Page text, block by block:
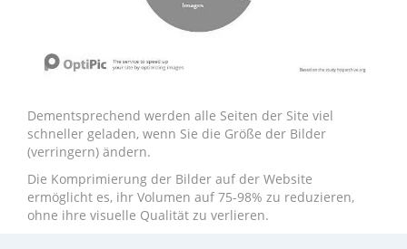
Dementsprechend werden alle Seiten der Site viel
schneller geladen, wenn Sie die Größe der Bilder
(verringern) ändern.
Die Komprimierung der Bilder auf der Website
ermöglicht es, ihr Volumen auf 75-98% zu reduzieren,
ohne ihre visuelle Qualität zu verlieren.